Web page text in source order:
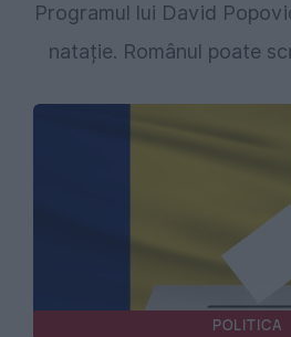
Programul lui David
natație. Românul poate
POLITICA